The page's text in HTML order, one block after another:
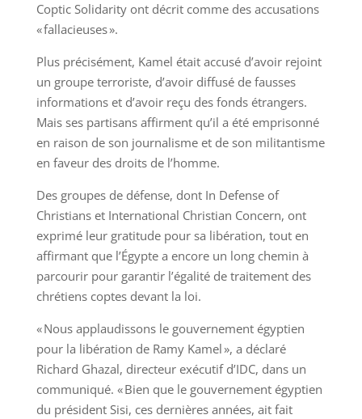
Coptic Solidarity ont décrit comme des accusations
« fallacieuses ».
Plus précisément, Kamel était accusé d’avoir rejoint
un groupe terroriste, d’avoir diffusé de fausses
informations et d’avoir reçu des fonds étrangers.
Mais ses partisans affirment qu’il a été emprisonné
en raison de son journalisme et de son militantisme
en faveur des droits de l’homme.
Des groupes de défense, dont In Defense of
Christians et International Christian Concern, ont
exprimé leur gratitude pour sa libération, tout en
affirmant que l’Égypte a encore un long chemin à
parcourir pour garantir l’égalité de traitement des
chrétiens coptes devant la loi.
« Nous applaudissons le gouvernement égyptien
pour la libération de Ramy Kamel », a déclaré
Richard Ghazal, directeur exécutif d’IDC, dans un
communiqué. « Bien que le gouvernement égyptien
du président Sisi, ces dernières années, ait fait